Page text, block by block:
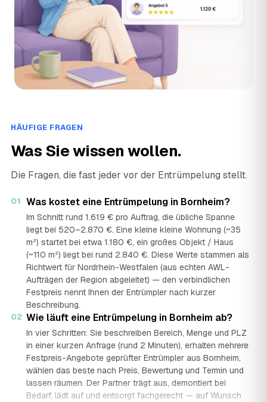
HÄUFIGE FRAGEN
Was Sie wissen wollen.
Die Fragen, die fast jeder vor der Entrümpelung stellt.
01 Was kostet eine Entrümpelung in Bornheim?
Im Schnitt rund 1.619 € pro Auftrag, die übliche Spanne
liegt bei 520–2.870 €. Eine kleine kleine Wohnung (~35
m²) startet bei etwa 1.180 €, ein großes Objekt / Haus
(~110 m²) liegt bei rund 2.840 €. Diese Werte stammen als
Richtwert für Nordrhein-Westfalen (aus echten AWL-
Aufträgen der Region abgeleitet) — den verbindlichen
Festpreis nennt Ihnen der Entrümpler nach kurzer
Beschreibung.
02 Wie läuft eine Entrümpelung in Bornheim ab?
In vier Schritten: Sie beschreiben Bereich, Menge und PLZ
in einer kurzen Anfrage (rund 2 Minuten), erhalten mehrere
Festpreis-Angebote geprüfter Entrümpler aus Bornheim,
wählen das beste nach Preis, Bewertung und Termin und
lassen räumen. Der Partner trägt aus, demontiert bei
Bedarf, lädt auf und entsorgt fachgerecht — auf Wunsch